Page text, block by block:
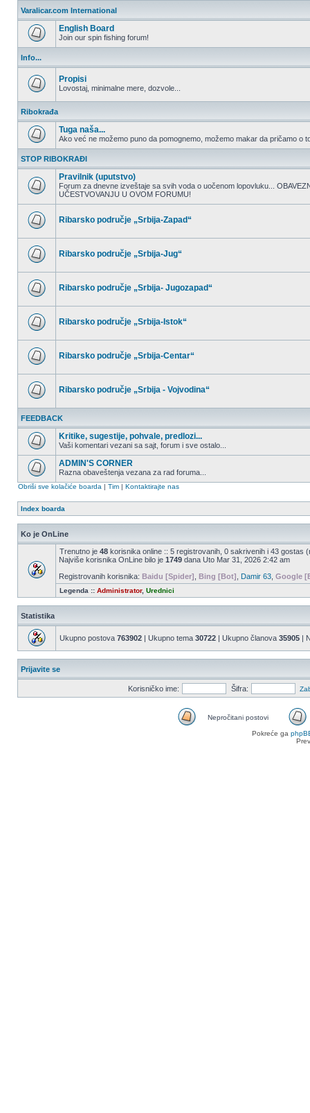
postova
Varalicar.com International
English Board
Join our spin fishing forum!
Info...
nepročitanih
postova
Propisi
Lovostaj, minimalne mere, dozvole...
Ribokrađa
postova
Tuga naša...
Ako već ne možemo puno da pomognemo, možemo makar da pričamo o
STOP RIBOKRAĐI
Nema
nepročitanih
Pravilnik (uputstvo)
Forum za dnevne izveštaje sa svih voda o uočenom lopovluku...
UČESTVOVANJU U OVOM FORUMU!
nepročitanih
Ribarsko područje „Srbija-Zapad“
nepročitanih
Ribarsko područje „Srbija-Jug“
nepročitanih
Ribarsko područje „Srbija- Jugozapad“
nepročitanih
Ribarsko područje „Srbija-Istok“
nepročitanih
Ribarsko područje „Srbija-Centar“
nepročitanih
postova
Ribarsko područje „Srbija - Vojvodina“
FEEDBACK
nepročitanih
postova
Kritike, sugestije, pohvale, predlozi...
Vaši komentari vezani sa sajt, forum i sve ostalo...
nepročitanih
ADMIN'S CORNER
Razna obaveštenja vezana za rad foruma...
Obriši sve kolačiće boarda | Tim | Kontaktirajte nas
Index boarda
Ko je OnLine
Trenutno je 48 korisnika online :: 5 registrovanih, 0 sakrivenih i 43 gostas
Najviše korisnika OnLine bilo je 1749 dana Uto Mar 31, 2026 2:42 am
Registrovanih korisnika: Baidu [Spider] Bing [Bot] Damir 63 Google
Legenda :: Administrator, Urednici
Statistika
Ukupno postova 763902 | Ukupno tema 30722 | Ukupno članova 35905 |
Prijavite se
Korisničko ime: Šifra:
Nepročitani postovi
Pokreće ga